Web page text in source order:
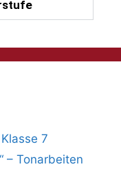
7
– Tonarbeiten